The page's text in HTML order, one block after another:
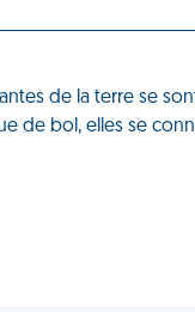
de la terre se
de bol, elles se